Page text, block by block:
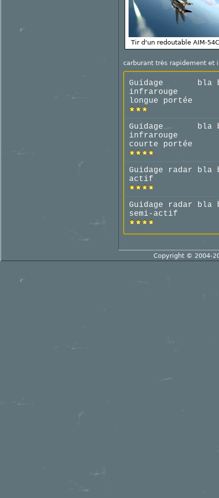
Tir d'un redoutable AIM-
carburant très rapidement et
Guidage radar
semi-actif
bla
Guidage
infrarouge
longue portée
bla
Guidage
infrarouge
courte portée
bla
Guidage radar
actif
bla
Copyright © 2004-